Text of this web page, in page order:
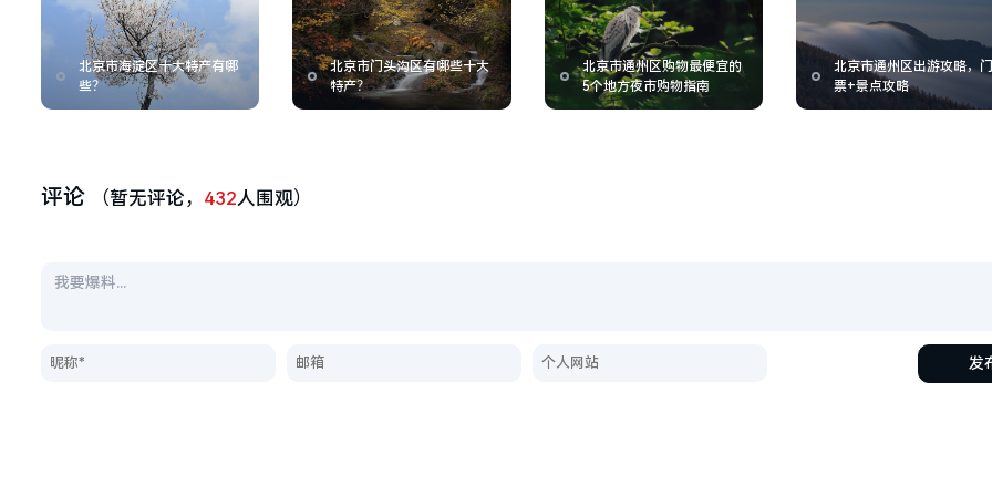
北京市海淀区十大特产有哪
些？
北京市门头沟区有哪些十大
特产？
北京市通州区购物最便宜的
5个地方夜市购物指南
北京市通州区出游攻略，门
票+景点攻略
评论 （暂无评论， 432人围观）
发